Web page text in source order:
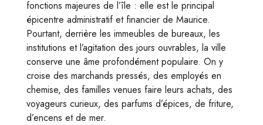
fonctions majeures de l’île : elle est le principal
épicentre administratif et financier de Maurice.
Pourtant, derrière les immeubles de bureaux, les
institutions et l’agitation des jours ouvrables, la ville
conserve une âme profondément populaire. On y
croise des marchands pressés, des employés en
chemise, des familles venues faire leurs achats, des
voyageurs curieux, des parfums d’épices, de friture,
d’encens et de mer.